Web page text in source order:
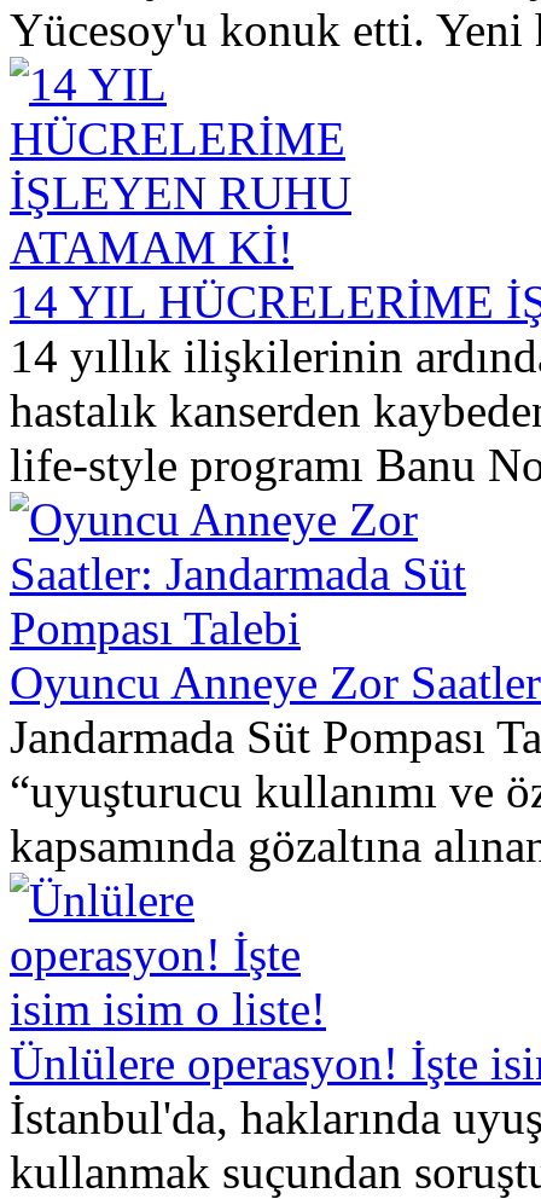
Yücesoy'u konuk etti. Yeni
14 YIL HÜCRELERİME
14 yıllık ilişkilerinin
hastalık kanserden
life-style programı Banu
Oyuncu Anneye Zor
Jandarmada Süt Pompası
“uyuşturucu kullanımı ve
kapsamında gözaltına
Ünlülere operasyon! İşte
İstanbul'da, haklarında
kullanmak suçundan